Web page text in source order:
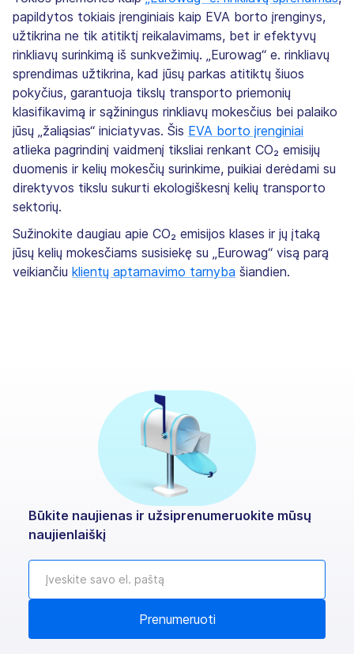
papildytos tokiais įrenginiais kaip EVA borto įrenginys,
užtikrina ne tik atitiktį reikalavimams, bet ir efektyvų
rinkliavų surinkimą iš sunkvežimių. „Eurowag“ e. rinkliavų
sprendimas užtikrina, kad jūsų parkas atitiktų šiuos
pokyčius, garantuoja tikslų transporto priemonių
klasifikavimą ir sąžiningus rinkliavų mokesčius bei palaiko
jūsų „žaliąsias“ iniciatyvas. Šis EVA borto įrenginiai
atlieka pagrindinį vaidmenį tiksliai renkant CO₂ emisijų
duomenis ir kelių mokesčių surinkime, puikiai derėdami su
direktyvos tikslu sukurti ekologiškesnį kelių transporto
sektorių.
Sužinokite daugiau apie CO₂ emisijos klases ir jų įtaką
jūsų kelių mokesčiams susisiekę su „Eurowag“ visą parą
veikiančiu klientų aptarnavimo tarnyba šiandien.
Būkite naujienas ir užsiprenumeruokite mūsų
naujienlaiškį